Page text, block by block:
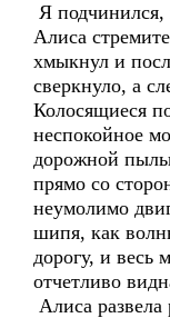
Я подчинился,
Алиса
хмыкнул и
сверкнуло, а
Колосящиеся
неспокойное
дорожной
прямо со
неумолимо
шипя, как
дорогу, и весь
отчетливо
Алиса